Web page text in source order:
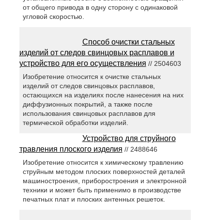
от общего привода в одну сторону с одинаковой
угловой скоростью.
Способ очистки стальных
изделий от следов свинцовых расплавов и
устройство для его осуществления // 2504603
Изобретение относится к очистке стальных
изделий от следов свинцовых расплавов,
остающихся на изделиях после нанесения на них
диффузионных покрытий, а также после
использования свинцовых расплавов для
термической обработки изделий.
Устройство для струйного
травления плоского изделия // 2488646
Изобретение относится к химическому травлению
струйным методом плоских поверхностей деталей
машиностроения, приборостроения и электронной
техники и может быть применимо в производстве
печатных плат и плоских антенных решеток.